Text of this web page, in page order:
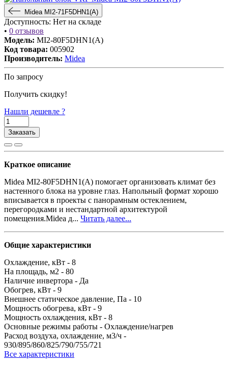
Midea MI2-71F5DHN1(A)
Доступность: Нет на складе
• 0 отзывов
Модель: MI2-80F5DHN1(A)
Код товара: 005902
Производитель: Midea
По запросу
Получить скидку!
Нашли дешевле ?
Заказать
Краткое описание
Midea MI2-80F5DHN1(A) помогает организовать климат без
настенного блока на уровне глаз. Напольный формат хорошо
вписывается в проекты с панорамным остеклением,
перегородками и нестандартной архитектурой
помещения.Midea д... Читать далее...
Общие характеристики
Охлаждение, кВт - 8
На площадь, м2 - 80
Наличие инвертора - Да
Обогрев, кВт - 9
Внешнее статическое давление, Па - 10
Мощность обогрева, кВт - 9
Мощность охлаждения, кВт - 8
Основные режимы работы - Охлаждение/нагрев
Расход воздуха, охлаждение, м3/ч -
930/895/860/825/790/755/721
Все характеристики